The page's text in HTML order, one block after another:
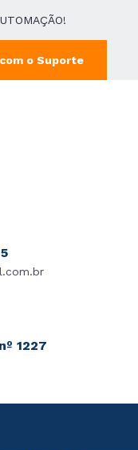
o Suporte
1227